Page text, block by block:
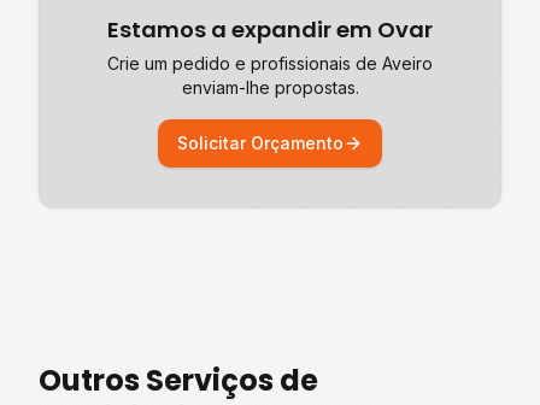
Estamos a expandir em Ovar
Crie um pedido e profissionais de Aveiro
enviam-lhe propostas.
Solicitar Orçamento
Outros Serviços de